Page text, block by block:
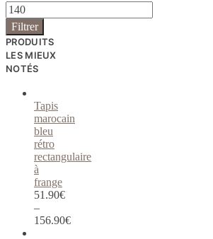
Filtrer
PRODUITS
LES MIEUX
NOTÉS
Tapis
marocain
bleu
rétro
rectangulaire
à
frange
51.90€
–
156.90€